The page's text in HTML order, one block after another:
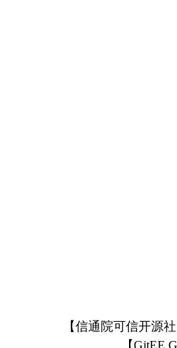
【信通院可信开源
【GitEE